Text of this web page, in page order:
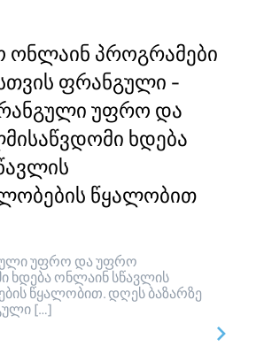
ონლაინ პროგრამები
ფრანგული -
უფრო და
ხდება
წყალობით
უფრო და უფრო
ხდება ონლაინ სწავლის
წყალობით. დღეს ბაზარზე
[…]